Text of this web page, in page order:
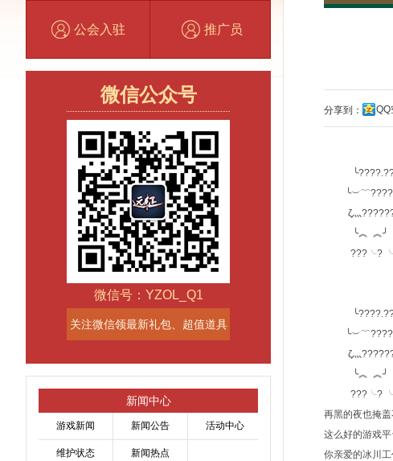
公会入驻 推广员
微信公众号
微信号：YZOL_Q1
关注微信领最新礼包、超值道具
新闻中心
游戏新闻 新闻公告 活动中心
维护状态 新闻热点
分享到： QQ
╰︶﹌????
ζ灬
╰︽ ︽╯
???╰? ╰
╰︶﹌????
ζ灬
╰︽ ︽╯
???╰? ╰
再黑的夜也掩
这么好的游戏
你亲爱的冰川